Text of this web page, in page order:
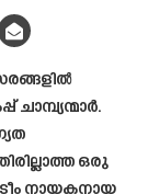
ഒരു
നായകനായ